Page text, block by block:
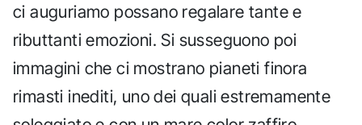
ci auguriamo possano regalare tante e
ributtanti emozioni. Si susseguono poi
immagini che ci mostrano pianeti finora
rimasti inediti, uno dei quali estremamente